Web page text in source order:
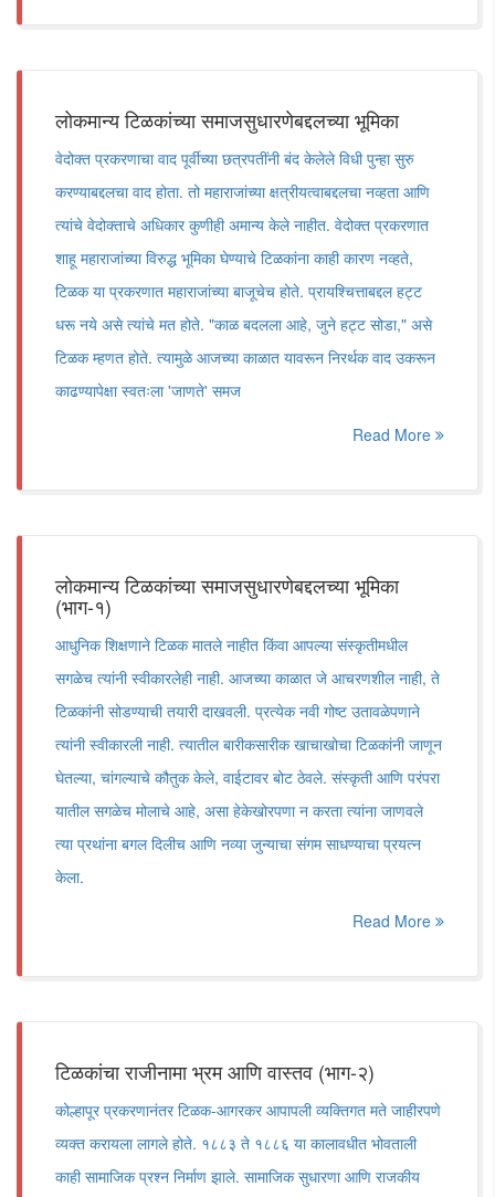
लोकमान्य टिळकांच्या समाजसुधारणेबद्दलच्या भूमिका
वेदोक्त प्रकरणाचा वाद पूर्वीच्या छत्रपतींनी बंद केलेले विधी पुन्हा सुरु
करण्याबद्दलचा वाद होता. तो महाराजांच्या क्षत्रीयत्वाबद्दलचा नव्हता आणि
त्यांचे वेदोक्ताचे अधिकार कुणीही अमान्य केले नाहीत. वेदोक्त प्रकरणात
शाहू महाराजांच्या विरुद्ध भूमिका घेण्याचे टिळकांना काही कारण नव्हते,
टिळक या प्रकरणात महाराजांच्या बाजूचेच होते. प्रायश्चित्ताबद्दल हट्ट
धरू नये असे त्यांचे मत होते. "काळ बदलला आहे, जुने हट्ट सोडा," असे
टिळक म्हणत होते. त्यामुळे आजच्या काळात यावरून निरर्थक वाद उकरून
काढण्यापेक्षा स्वतःला 'जाणते' समज
Read More
लोकमान्य टिळकांच्या समाजसुधारणेबद्दलच्या भूमिका
(भाग-१)
आधुनिक शिक्षणाने टिळक मातले नाहीत किंवा आपल्या संस्कृतीमधील
सगळेच त्यांनी स्वीकारलेही नाही. आजच्या काळात जे आचरणशील नाही, ते
टिळकांनी सोडण्याची तयारी दाखवली. प्रत्येक नवी गोष्ट उतावळेपणाने
त्यांनी स्वीकारली नाही. त्यातील बारीकसारीक खाचाखोचा टिळकांनी जाणून
घेतल्या, चांगल्याचे कौतुक केले, वाईटावर बोट ठेवले. संस्कृती आणि परंपरा
यातील सगळेच मोलाचे आहे, असा हेकेखोरपणा न करता त्यांना जाणवले
त्या प्रथांना बगल दिलीच आणि नव्या जुन्याचा संगम साधण्याचा प्रयत्न
केला.
Read More
टिळकांचा राजीनामा भ्रम आणि वास्तव (भाग-२)
कोल्हापूर प्रकरणानंतर टिळक-आगरकर आपापली व्यक्तिगत मते जाहीरपणे
व्यक्त करायला लागले होते. १८८३ ते १८८६ या कालावधीत भोवताली
काही सामाजिक प्रश्न निर्माण झाले. सामाजिक सुधारणा आणि राजकीय